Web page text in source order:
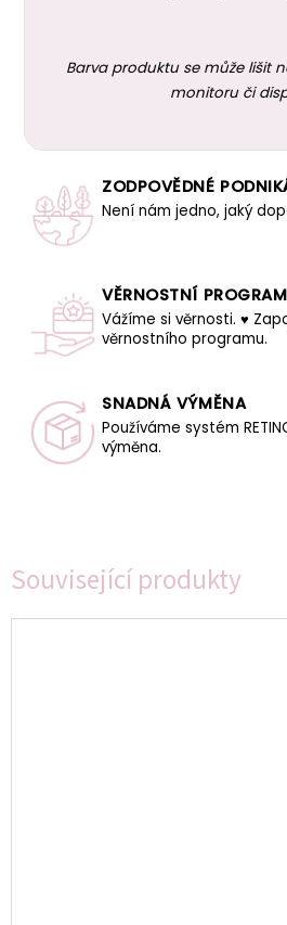
Související produkty
Barva produktu se může lišit
monitoru či
ZODPOVĚDNÉ
Není nám jedno, jaký
VĚRNOSTNÍ PROGRAM
Vážíme si věrnosti. ♥
věrnostního programu.
SNADNÁ VÝMĚNA
Používáme systém
výměna.